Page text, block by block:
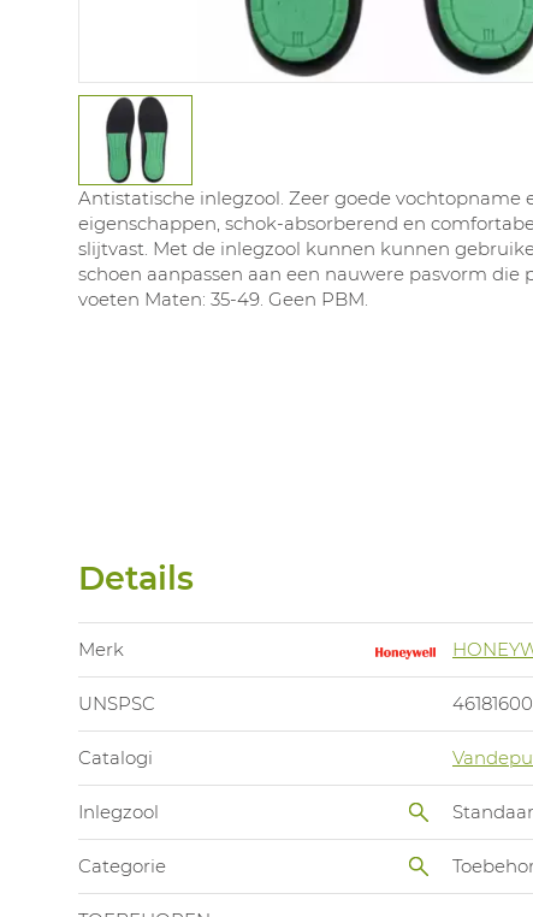
Antistatische inlegzool. Zeer goede vochtopname
eigenschappen, schok-absorberend en
slijtvast. Met de inlegzool kunnen kunnen
schoen aanpassen aan een nauwere pasvorm die
voeten Maten: 35-49. Geen PBM.
Details
Merk
UNSPSC 46181600
Catalogi
Inlegzool
Categorie